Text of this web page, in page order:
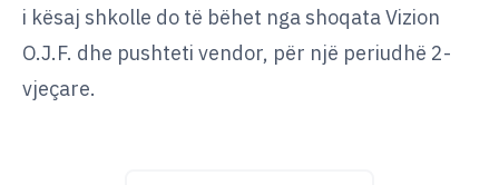
i kësaj shkolle do të bëhet nga shoqata Vizion
O.J.F. dhe pushteti vendor, për një periudhë 2-
vjeçare.